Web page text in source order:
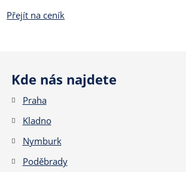
Přejít na ceník
Kde nás najdete
Praha
Kladno
Nymburk
Poděbrady